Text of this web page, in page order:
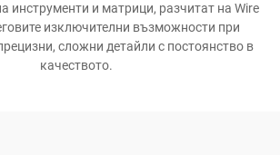
инструменти и матрици, разчитат на Wire
изключителни възможности при
сложни детайли с постоянство в
качеството.